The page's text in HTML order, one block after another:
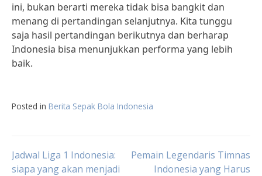
ini, bukan berarti mereka tidak bisa bangkit dan
menang di pertandingan selanjutnya. Kita tunggu
saja hasil pertandingan berikutnya dan berharap
Indonesia bisa menunjukkan performa yang lebih
baik.
Posted in Berita Sepak Bola Indonesia
Post
Jadwal Liga 1 Indonesia:
siapa yang akan menjadi
Pemain Legendaris Timnas
Indonesia yang Harus